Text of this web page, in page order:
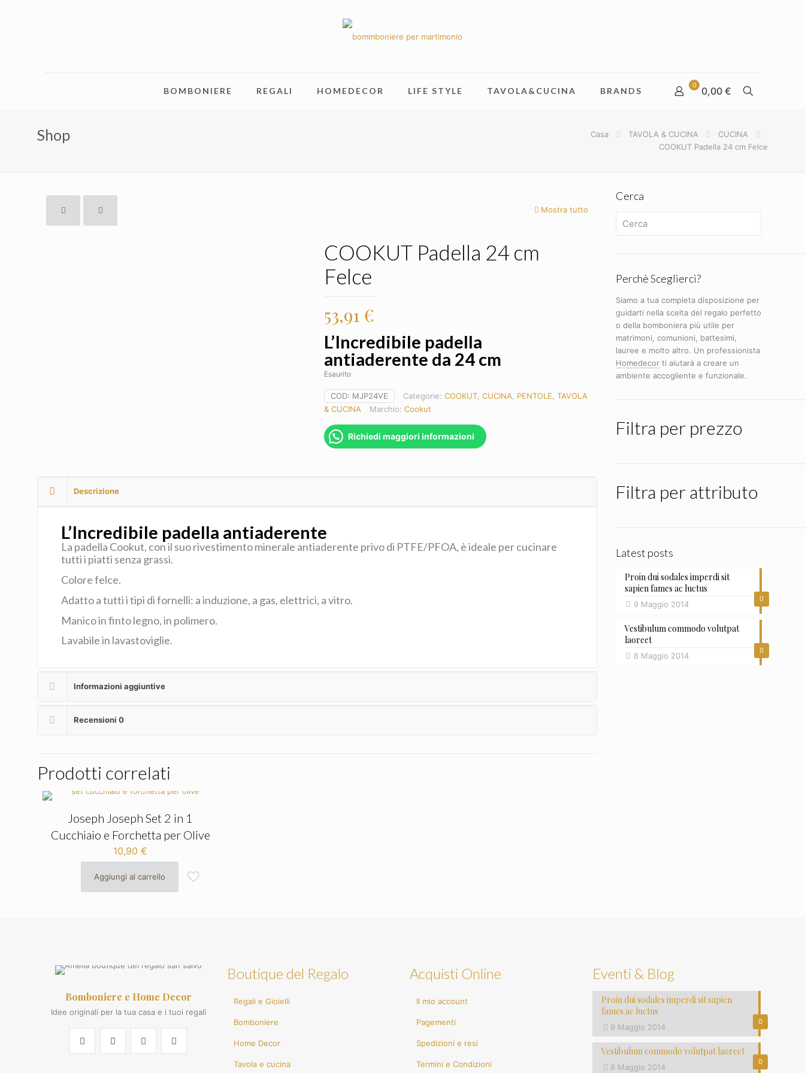
BOMBONIERE REGALI HOMEDECOR LIFE STYLE TAVOLA&CUCINA BRANDS
0 0,00 €
Shop Casa TAVOLA & CUCINA
CUCINA
COOKUT Padella 24 cm Felce
Mostra tutto
COOKUT Padella 24 cm
Felce
53,91 €
L’Incredibile padella
antiaderente da 24 cm
Esaurito
COD: MJP24VE Categorie:COOKUT,CUCINA, PENTOLE,TAVOLA
& CUCINA
Marchio:Cookut
Richiedi maggiori informazioni
Descrizione
L’Incredibile padella antiaderente
La padella Cookut, con il suo rivestimento minerale antiaderente privo di PTFE/PFOA, è ideale per cucinare
tutti i piatti senza grassi.
Colore felce.
Adatto a tutti i tipi di fornelli: a induzione, a gas, elettrici, a vitro.
Manico in finto legno, in polimero.
Lavabile in lavastoviglie.
Informazioni aggiuntive
Recensioni 0
Prodotti correlati
Joseph Joseph Set 2 in 1
Cucchiaio e Forchetta per Olive
10,90€
Aggiungi al carrello
Cerca
Perchè Sceglierci?
Siamo a tua completa disposizione per
guidarti nella scelta del regalo perfetto
o della bomboniera più utile per
matrimoni, comunioni, battesimi,
lauree e molto altro. Un professionista
Homedecorti aiutarà a creare un
ambiente accogliente e funzionale.
Filtra per prezzo
Filtra per attributo
Latest posts
0
Proin dui sodales imperdi sit
sapien fames ac luctus
9 Maggio 2014
0
Vestibulum commodo volutpat
laoreet
8 Maggio 2014
Bomboniere e Home Decor
Idee originali per la tua casa e i tuoi regali
Boutique del Regalo
Regali e Gioielli
Bomboniere
Home Decor
Tavola e cucina
Acquisti Online
Il mio account
Pagementi
Spedizioni e resi
Termini e Condizioni
Eventi & Blog
0
Proin dui sodales imperdi sit sapien
fames ac luctus
9 Maggio 2014
0
Vestibulum commodo volutpat laoreet
8 Maggio 2014